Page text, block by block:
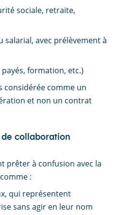
sociale, retraite,
salarial, avec prélèvement à
formation, etc.)
considérée comme un
et non un contrat
de collaboration
prêter à confusion avec la
:
qui représentent
sans agir en leur nom